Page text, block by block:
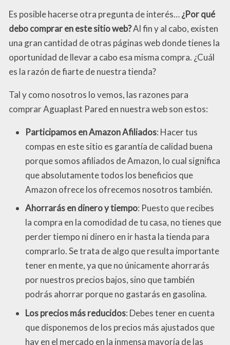
Es posible hacerse otra pregunta de interés…¿Por qué
debo comprar en este sitio web?Al fin y al cabo, existen
una gran cantidad de otras páginas web donde tienes la
oportunidad de llevar a cabo esa misma compra. ¿Cuál
es la razón de fiarte de nuestra tienda?
Tal y como nosotros lo vemos, las razones para
comprar Aguaplast Pared en nuestra web son estos:
Participamos en Amazon Afiliados: Hacer tus
compas en este sitio es garantía de calidad buena
porque somos afiliados de Amazon, lo cual significa
que absolutamente todos los beneficios que
Amazon ofrece los ofrecemos nosotros también.
Ahorrarás en dinero y tiempo: Puesto que recibes
la compra en la comodidad de tu casa, no tienes que
perder tiempo ni dinero en ir hasta la tienda para
comprarlo. Se trata de algo que resulta importante
tener en mente, ya que no únicamente ahorrarás
por nuestros precios bajos, sino que también
podrás ahorrar porque no gastarás en gasolina.
Los precios más reducidos: Debes tener en cuenta
que disponemos de los precios más ajustados que
hay en el mercado en la inmensa mayoría de las